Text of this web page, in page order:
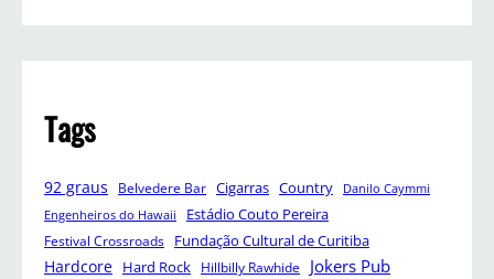
Tags
92 graus Belvedere Bar Cigarras Country
Danilo Caymmi
Engenheiros do Hawaii
Estádio Couto Pereira
Festival Crossroads Fundação Cultural de Curitiba
Hardcore Hard Rock Hillbilly Rawhide Jokers Pub